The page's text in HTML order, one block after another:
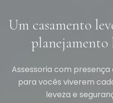
Um casamento
planejamento
Assessoria com
para vocês viverem
leveza e